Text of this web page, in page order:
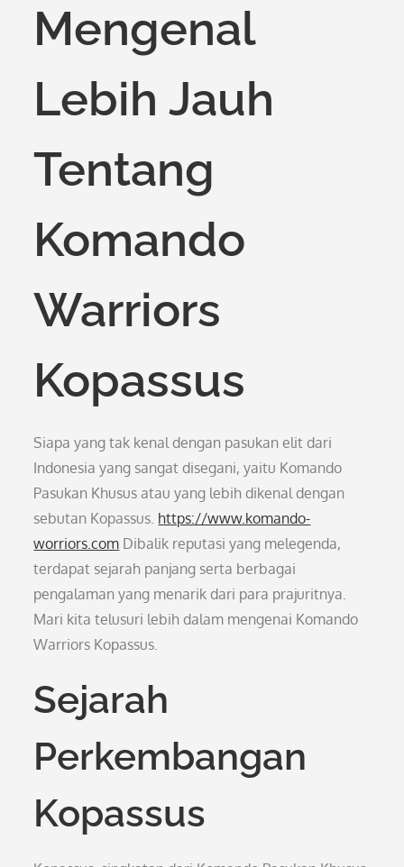
Mengenal
Lebih Jauh
Tentang
Komando
Warriors
Kopassus
Siapa yang tak kenal dengan pasukan elit dari
Indonesia yang sangat disegani, yaitu Komando
Pasukan Khusus atau yang lebih dikenal dengan
sebutan Kopassus. https://www.komando-
worriors.com Dibalik reputasi yang melegenda,
terdapat sejarah panjang serta berbagai
pengalaman yang menarik dari para prajuritnya.
Mari kita telusuri lebih dalam mengenai Komando
Warriors Kopassus.
Sejarah
Perkembangan
Kopassus